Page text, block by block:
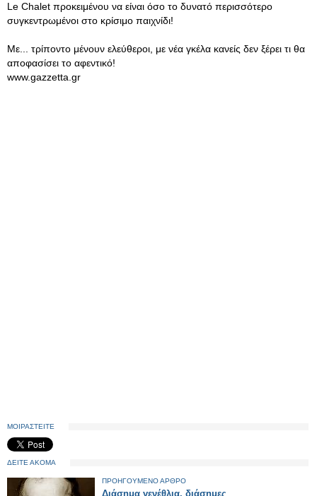
Le Chalet προκειμένου να είναι όσο το δυνατό περισσότερο
συγκεντρωμένοι στο κρίσιμο παιχνίδι!
Με... τρίποντο μένουν ελεύθεροι, με νέα γκέλα κανείς δεν ξέρει τι θα
αποφασίσει το αφεντικό!
www.gazzetta.gr
ΜΟΙΡΑΣΤΕΙΤΕ
ΔΕΙΤΕ ΑΚΟΜΑ
ΠΡΟΗΓΟΥΜΕΝΟ ΑΡΘΡΟ
Διάσημα γενέθλια, διάσημες